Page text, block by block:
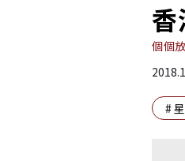
香
個個
#